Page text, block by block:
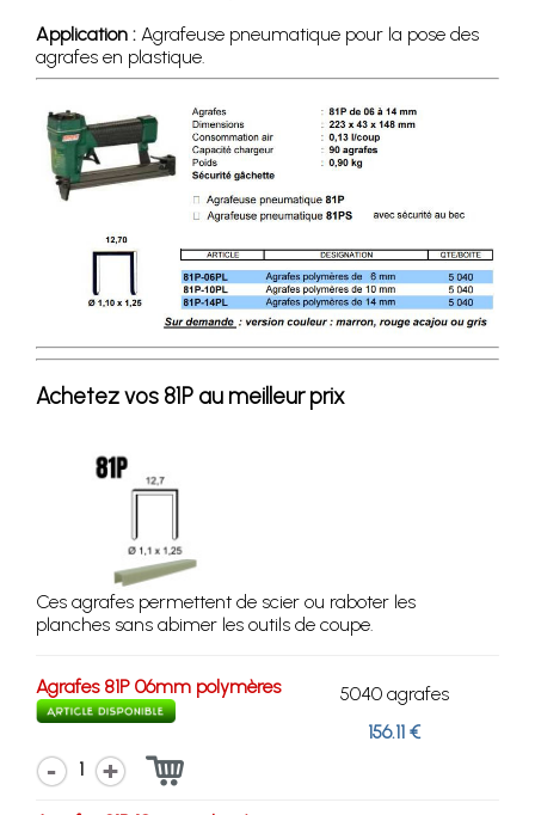
Application : Agrafeuse pneumatique pour la pose des
agrafes en plastique.
Achetez vos 81P au meilleur prix
Ces agrafes permettent de scier ou raboter les
planches sans abimer les outils de coupe.
Agrafes 81P 06mm polymères
5040 agrafes
156.11 €
1